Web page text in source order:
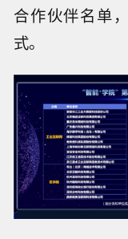
合作伙伴名单
式。